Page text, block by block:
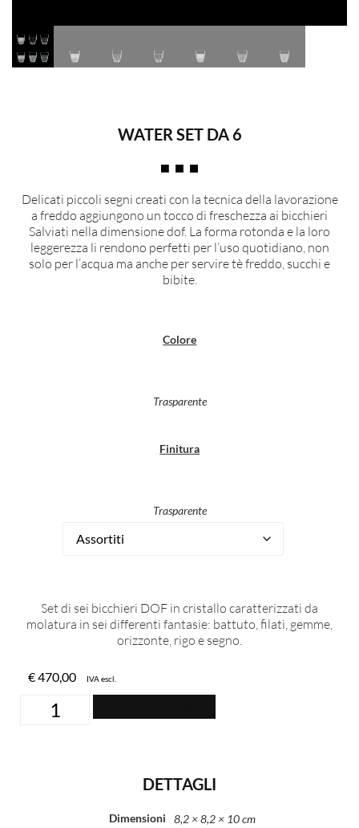
WATER SET DA 6
Delicati piccoli segni creati con la tecnica della lavorazione
a freddo aggiungono un tocco di freschezza ai bicchieri
Salviati nella dimensione dof. La forma rotonda e la loro
leggerezza li rendono perfetti per l’uso quotidiano, non
solo per l’acqua ma anche per servire tè freddo, succhi e
bibite.
Colore
Trasparente
Finitura
Trasparente
Set di sei bicchieri DOF in cristallo caratterizzati da
molatura in sei differenti fantasie: battuto, filati, gemme,
orizzonte, rigo e segno.
€470,00 IVA escl.
DETTAGLI
Dimensioni
8,2 × 8,2 × 10 cm